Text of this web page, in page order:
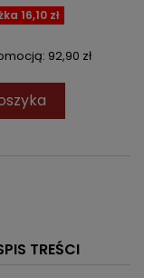
16,10 zł
92,90 zł
TREŚCI